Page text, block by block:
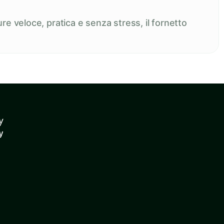
veloce, pratica e senza stress, il fornetto